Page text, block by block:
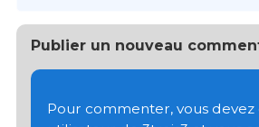
Publier un nouveau
Pour commenter, vous devez